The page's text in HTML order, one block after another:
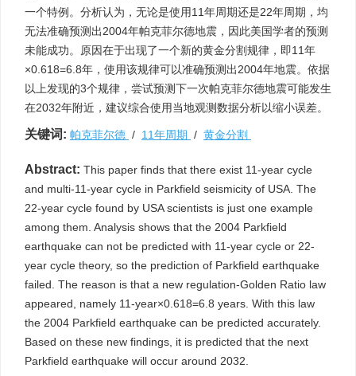
一个特例。分析认为，无论是使用11年周期还是22年周期，均
无法准确预测出2004年帕克菲尔德地震，因此美国学者的预测
未能成功。原因在于出现了一个新的黄金分割规律，即11年
×0.618=6.8年，使用该规律可以准确预测出2004年地震。依据
以上发现的3个规律，尝试预测下一次帕克菲尔德地震可能发生
在2032年附近，建议综合使用当地观测数据分析以缩小误差。
关键词: 帕克菲尔德 / 11年周期 / 黄金分割
Abstract: This paper finds that there exist 11-year cycle
and multi-11-year cycle in Parkfield seismicity of USA. The
22-year cycle found by USA scientists is just one example
among them. Analysis shows that the 2004 Parkfield
earthquake can not be predicted with 11-year cycle or 22-
year cycle theory, so the prediction of Parkfield earthquake
failed. The reason is that a new regulation-Golden Ratio law
appeared, namely 11-year×0.618=6.8 years. With this law
the 2004 Parkfield earthquake can be predicted accurately.
Based on these new findings, it is predicted that the next
Parkfield earthquake will occur around 2032.